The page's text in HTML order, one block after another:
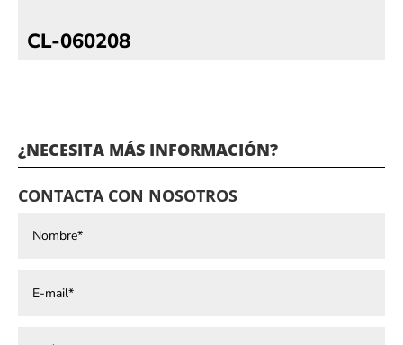
CL-060208
¿NECESITA MÁS INFORMACIÓN?
CONTACTA CON NOSOTROS